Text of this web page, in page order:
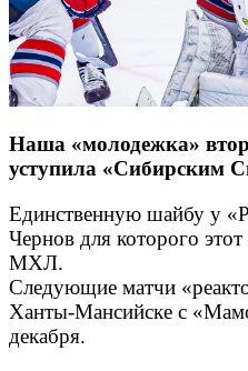
Наша «молодежка»
уступила «Сибирским
Единственную шайбу у
Чернов для которого
МХЛ.
Следующие матчи
Ханты-Мансийске с
декабря.